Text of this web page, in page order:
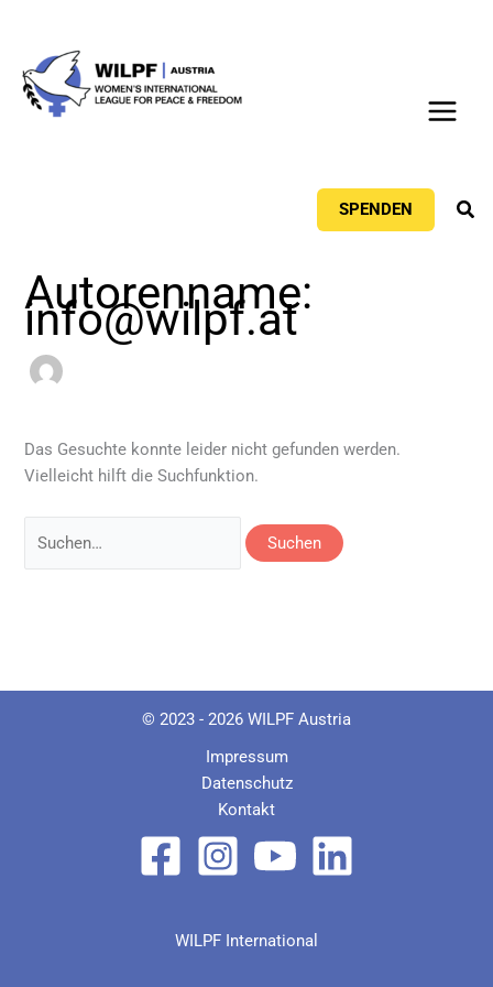
springen
SPENDEN
Autorenname:
info@wilpf.at
Das Gesuchte konnte leider nicht gefunden werden.
Vielleicht hilft die Suchfunktion.
nach:
© 2023 - 2026 WILPF Austria
Impressum
Datenschutz
Kontakt
WILPF International